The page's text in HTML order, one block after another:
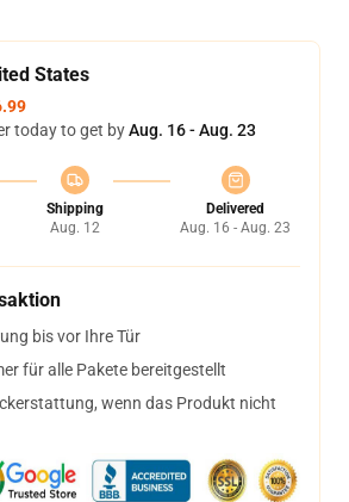
States
today to get byAug. 16 - Aug. 23
Shipping
Aug. 12
Delivered
Aug. 16 - Aug. 23
bis vor Ihre Tür
für alle Pakete bereitgestellt
wenn das Produkt nicht